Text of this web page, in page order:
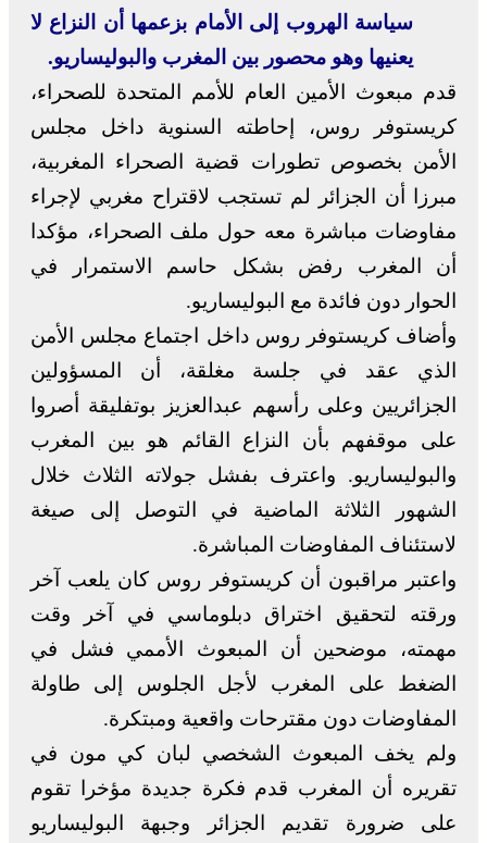
سياسة الهروب إلى الأمام بزعمها أن النزاع لا
يعنيها وهو محصور بين المغرب والبوليساريو.
قدم مبعوث الأمين العام للأمم المتحدة للصحراء،
كريستوفر روس، إحاطته السنوية داخل مجلس
الأمن بخصوص تطورات قضية الصحراء المغربية،
مبرزا أن الجزائر لم تستجب لاقتراح مغربي لإجراء
مفاوضات مباشرة معه حول ملف الصحراء، مؤكدا
أن المغرب رفض بشكل حاسم الاستمرار في
الحوار دون فائدة مع البوليساريو.
وأضاف كريستوفر روس داخل اجتماع مجلس الأمن
الذي عقد في جلسة مغلقة، أن المسؤولين
الجزائريين وعلى رأسهم عبدالعزيز بوتفليقة أصروا
على موقفهم بأن النزاع القائم هو بين المغرب
والبوليساريو. واعترف بفشل جولاته الثلاث خلال
الشهور الثلاثة الماضية في التوصل إلى صيغة
لاستئناف المفاوضات المباشرة.
واعتبر مراقبون أن كريستوفر روس كان يلعب آخر
ورقته لتحقيق اختراق دبلوماسي في آخر وقت
مهمته، موضحين أن المبعوث الأممي فشل في
الضغط على المغرب لأجل الجلوس إلى طاولة
المفاوضات دون مقترحات واقعية ومبتكرة.
ولم يخف المبعوث الشخصي لبان كي مون في
تقريره أن المغرب قدم فكرة جديدة مؤخرا تقوم
على ضرورة تقديم الجزائر وجبهة البوليساريو